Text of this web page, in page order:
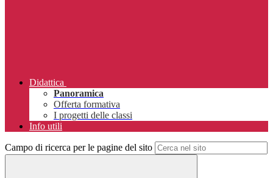
Didattica
Panoramica
Offerta formativa
I progetti delle classi
Info utili
Campo di ricerca per le pagine del sito